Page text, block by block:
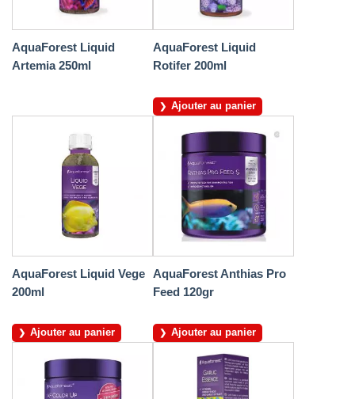
AquaForest Liquid
Artemia 250ml
AquaForest Liquid
Rotifer 200ml
Ajouter au panier
AquaForest Liquid Vege
200ml
Ajouter au panier
AquaForest Anthias Pro
Feed 120gr
Ajouter au panier